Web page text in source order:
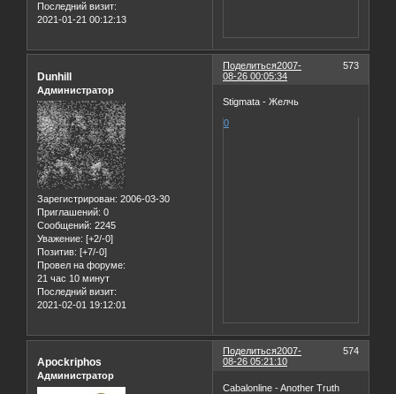
Последний визит:
2021-01-21 00:12:13
Поделиться 573
2007-
08-26 00:05:34
Dunhill
Администратор
Зарегистрирован: 2006-03-30
Приглашений: 0
Сообщений: 2245
Уважение: [+2/-0]
Позитив: [+7/-0]
Провел на форуме:
21 час 10 минут
Последний визит:
2021-02-01 19:12:01
Stigmata - Желчь
0
Поделиться 574
2007-
08-26 05:21:10
Apockriphos
Администратор
Cabalonline - Another Truth